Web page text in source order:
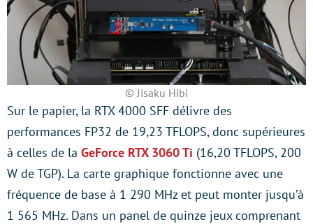
© Jisaku Hibi
Sur le papier, la RTX 4000 SFF délivre des
performances FP32 de 19,23 TFLOPS, donc supérieures
à celles de la GeForce RTX 3060 Ti (16,20 TFLOPS, 200
W de TGP). La carte graphique fonctionne avec une
fréquence de base à 1 290 MHz et peut monter jusqu’à
1 565 MHz. Dans un panel de quinze jeux comprenant